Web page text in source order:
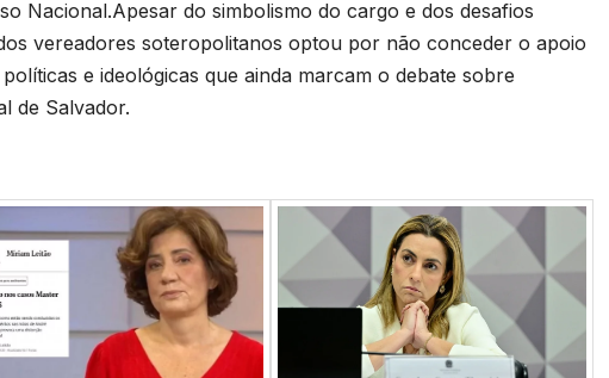
Nacional.Apesar do simbolismo do cargo e dos desafios
vereadores soteropolitanos optou por não conceder o apoio
e ideológicas que ainda marcam o debate sobre
de Salvador.